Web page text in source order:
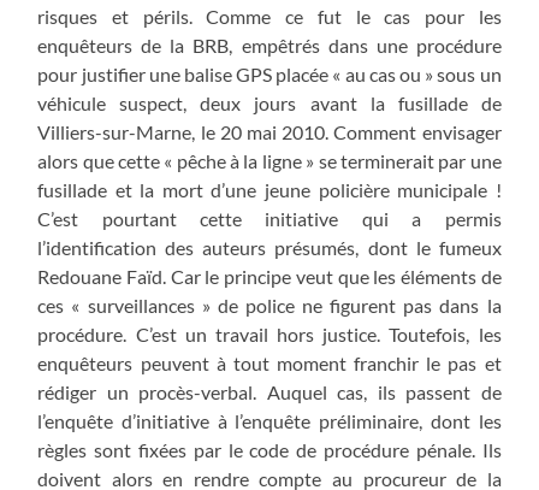
risques et périls. Comme ce fut le cas pour les
enquêteurs de la BRB, empêtrés dans une procédure
pour justifier une balise GPS placée « au cas ou » sous un
véhicule suspect, deux jours avant la fusillade de
Villiers-sur-Marne, le 20 mai 2010. Comment envisager
alors que cette « pêche à la ligne » se terminerait par une
fusillade et la mort d’une jeune policière municipale !
C’est pourtant cette initiative qui a permis
l’identification des auteurs présumés, dont le fumeux
Redouane Faïd. Car le principe veut que les éléments de
ces « surveillances » de police ne figurent pas dans la
procédure. C’est un travail hors justice. Toutefois, les
enquêteurs peuvent à tout moment franchir le pas et
rédiger un procès-verbal. Auquel cas, ils passent de
l’enquête d’initiative à l’enquête préliminaire, dont les
règles sont fixées par le code de procédure pénale. Ils
doivent alors en rendre compte au procureur de la